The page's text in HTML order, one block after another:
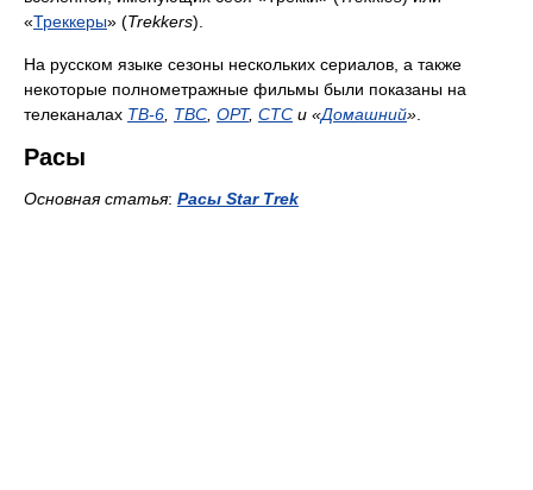
«Треккеры» (Trekkers).
На русском языке сезоны нескольких сериалов, а также
некоторые полнометражные фильмы были показаны на
телеканалах ТВ-6 ТВС ОРТ, СТС и «Домашний»
Расы
Основная статья: Расы Star Trek